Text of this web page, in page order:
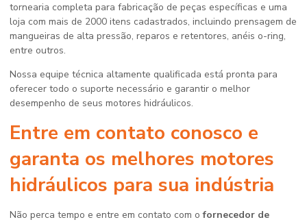
tornearia completa para fabricação de peças específicas e uma
loja com mais de 2000 itens cadastrados, incluindo prensagem de
mangueiras de alta pressão, reparos e retentores, anéis o-ring,
entre outros.
Nossa equipe técnica altamente qualificada está pronta para
oferecer todo o suporte necessário e garantir o melhor
desempenho de seus motores hidráulicos.
Entre em contato conosco e
garanta os melhores motores
hidráulicos para sua indústria
Não perca tempo e entre em contato com ofornecedor de